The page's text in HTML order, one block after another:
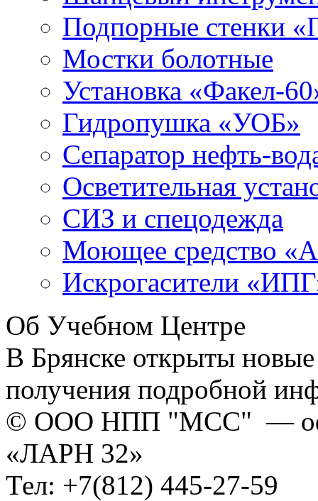
Подпорные стенки
Мостки болотные
Установка «Факел-
Гидропушка «УОБ»
Сепаратор нефть-
Осветительная
СИЗ и спецодежда
Моющее средство
Искрогасители
Об Учебном Центре
В Брянске открыты
получения подробной
© ООО НПП "МСС" —
«ЛАРН 32»
Тел: +7(812) 445-27-59